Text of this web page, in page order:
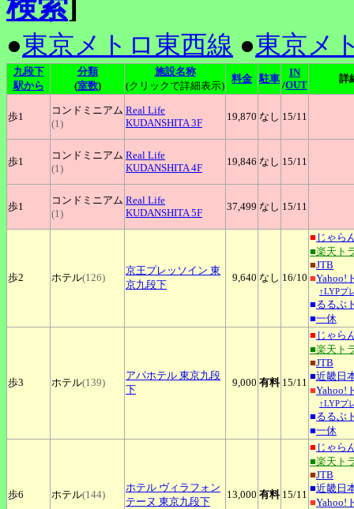
●東京メトロ東西線 ●東京メ
九段下
駅から
分類
(室数)
施設名称
(クリックで詳細表示)
料金 駐車
IN
/OUT
詳
歩1
コンドミニアム
(1)
Real Life
KUDANSHITA 3F
19,870 なし 15/11
歩1
コンドミニアム
(1)
Real Life
KUDANSHITA 4F
19,846 なし 15/11
歩1
コンドミニアム
(1)
Real Life
KUDANSHITA 5F
37,499 なし 15/11
歩2 ホテル(126)
京王プレッソイン 東
京九段下
9,640 なし 16/10
■ じゃら
■楽天ト
■JTB
■Yahoo!
↑LYPプ
■るるぶ
■一休
歩3 ホテル(139)
アパホテル 東京九段
下
9,000 有料 15/11
■ じゃら
■楽天ト
■JTB
■近畿日
■Yahoo!
↑LYPプ
■るるぶ
■一休
歩6 ホテル(144)
ホテル ヴィラフォン
テーヌ 東京九段下
13,000 有料 15/11
■ じゃら
■楽天ト
■JTB
■近畿日
■Yahoo!